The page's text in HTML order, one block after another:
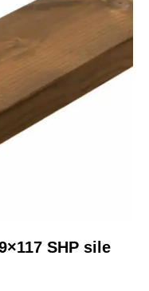
SHP sile